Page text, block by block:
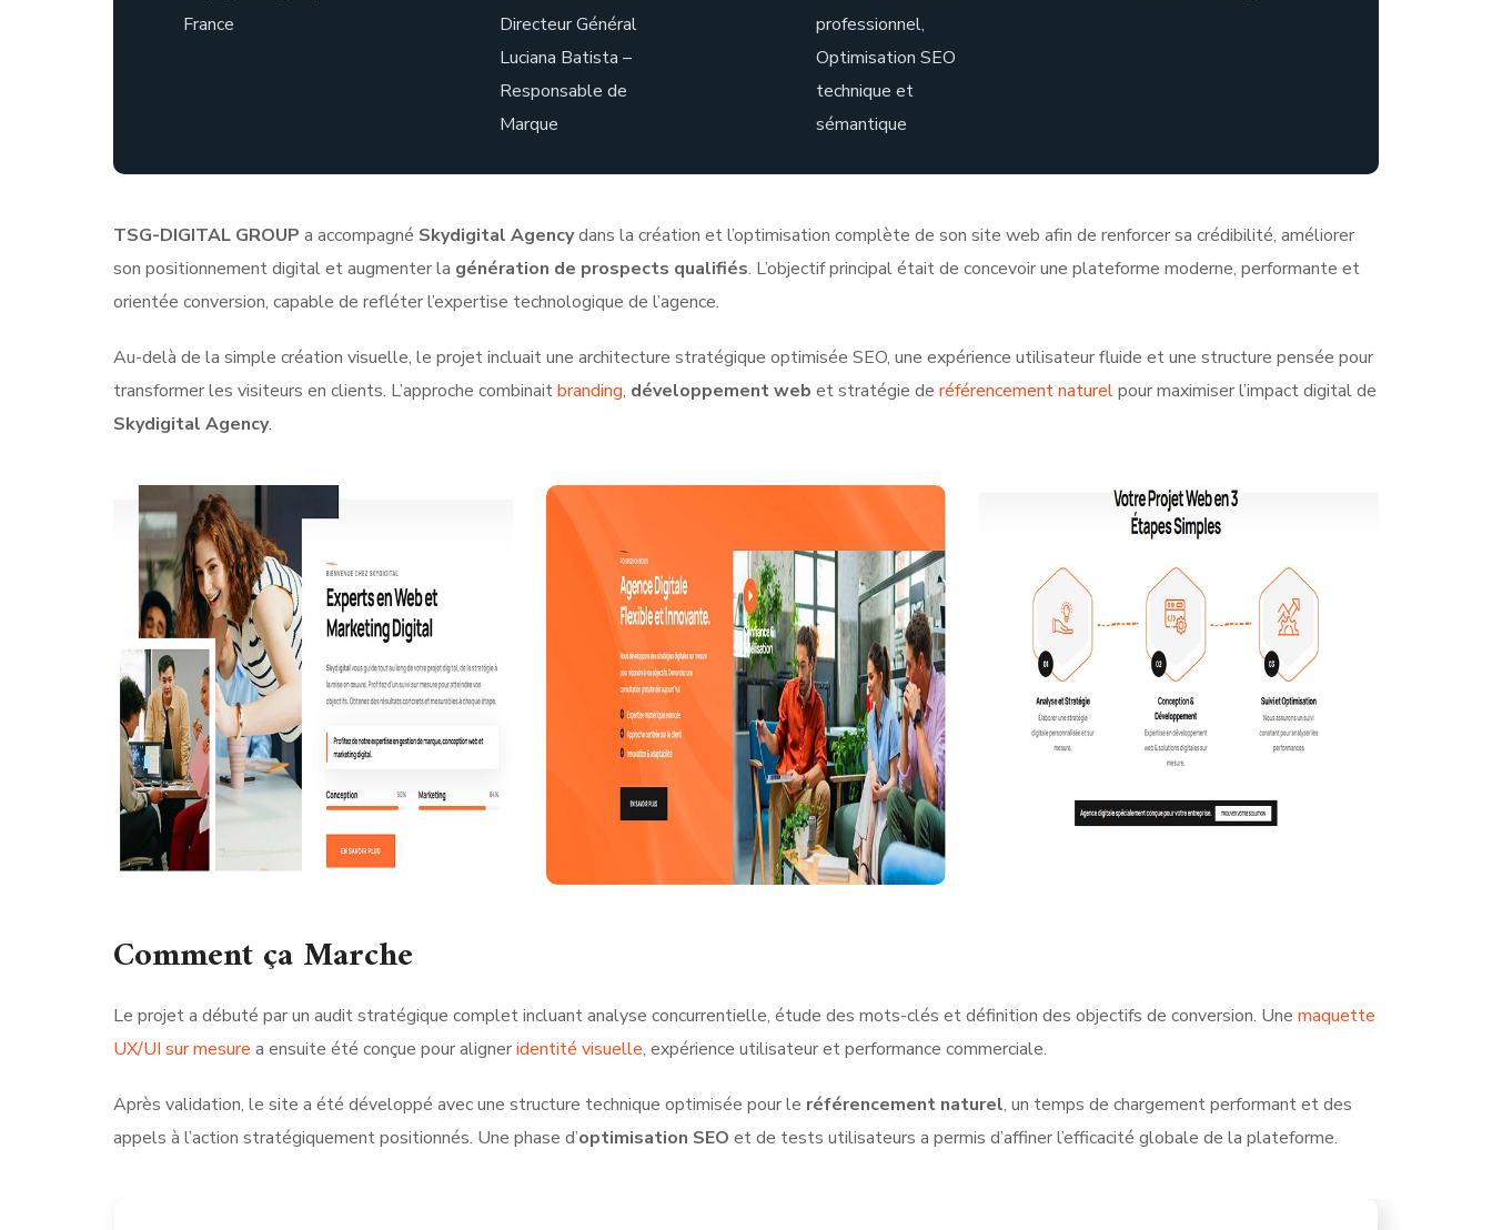
France
Directeur Général
Luciana Batista –
Responsable de
Marque
professionnel,
Optimisation SEO
technique et
sémantique
TSG-DIGITAL GROUP a accompagné Skydigital Agencydans la création et l’optimisation complète de son site web afin de renforcer sa crédibilité, améliorer
son positionnement digital et augmenter la génération de prospects qualifiés. L’objectif principal était de concevoir une plateforme moderne, performante et
orientée conversion, capable de refléter l’expertise technologique de l’agence.
Au-delà de la simple création visuelle, le projet incluait une architecture stratégique optimisée SEO, une expérience utilisateur fluide et une structure pensée pour
transformer les visiteurs en clients. L’approche combinaitbranding, développement web et stratégie de référencement naturelpour maximiser l’impact digital de
Skydigital Agency.
Comment ça Marche
Le projet a débuté par un audit stratégique complet incluant analyse concurrentielle, étude des mots-clés et définition des objectifs de conversion. Une maquette
UX/UI sur mesure a ensuite été conçue pour aligneridentité visuelle, expérience utilisateur et performance commerciale.
Après validation, le site a été développé avec une structure technique optimisée pour le référencement naturel, un temps de chargement performant et des
appels à l’action stratégiquement positionnés. Une phase d’optimisation SEO et de tests utilisateurs a permis d’affiner l’efficacité globale de la plateforme.